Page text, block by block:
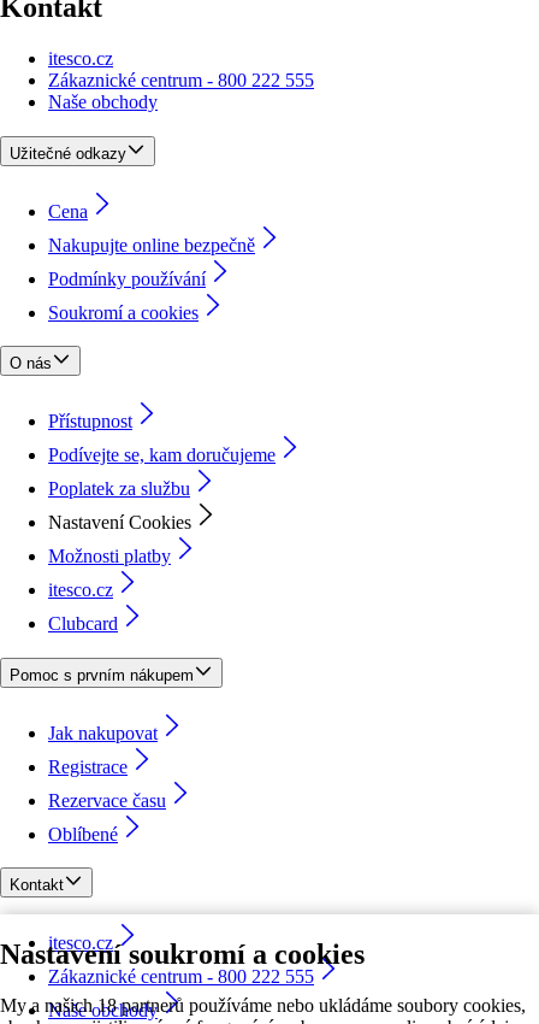
Nastavení soukromí a cookies
My a našich 18 partnerů používáme nebo ukládáme soubory cookies,
Kontakt
itesco.cz
Zákaznické centrum - 800 222 555
Naše obchody
Užitečné odkazy
Cena
Nakupujte online bezpečně
Podmínky používání
Soukromí a cookies
O nás
Přístupnost
Podívejte se, kam doručujeme
Poplatek za službu
Nastavení Cookies
Možnosti platby
itesco.cz
Clubcard
Pomoc s prvním nákupem
Jak nakupovat
Registrace
Rezervace času
Oblíbené
Kontakt
itesco.cz
Zákaznické centrum - 800 222 555
Naše obchody